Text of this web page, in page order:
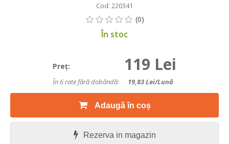
Cod: 220341
În stoc
Preţ: 119 Lei
În 6 rate fără dobândă: 19,83Lei/lună
Adaugă în coș
Rezerva in magazin